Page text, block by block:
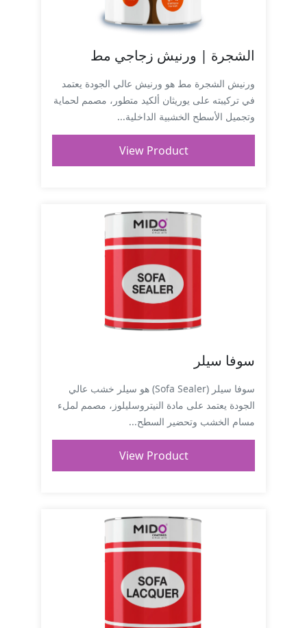
الشجرة | ورنيش زجاجي مط
ورنيش الشجرة مط هو ورنيش عالي الجودة يعتمد
في تركيبته على يوريثان ألكيد متطور، مصمم لحماية
وتجميل الأسطح الخشبية الداخلية...
View Product
سوفا سيلر
سوفا سيلر (Sofa Sealer) هو سيلر خشب عالي
الجودة يعتمد على مادة النيتروسليلوز، مصمم لملء
مسام الخشب وتحضير السطح...
View Product